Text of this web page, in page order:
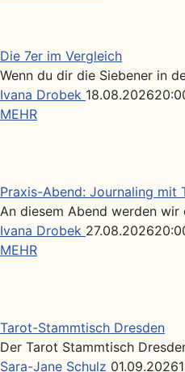
Die 7er im Vergleich
Wenn du dir die Siebener in
Ivana Drobek 18.08.2026
MEHR
Praxis-Abend: Journaling mit
An diesem Abend werden
Ivana Drobek 27.08.2026
MEHR
Tarot-Stammtisch Dresden
Der Tarot Stammtisch
Sara-Jane Schulz 01.09.2026